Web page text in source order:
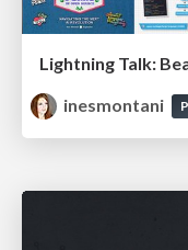
Lightning Talk:
inesmontani